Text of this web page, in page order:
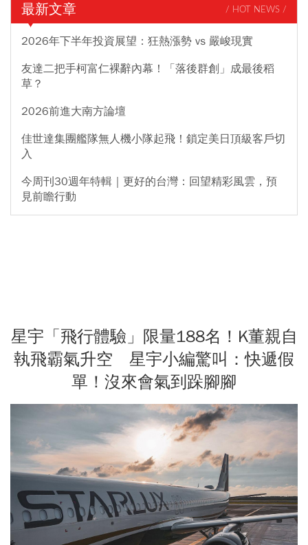
最新文章 / HOT NEWS /
2026年下半年投資展望：狂熱漲勢 vs 嚴峻現實
友達二把手柯富仁裸辭內幕！「落後群創」成最後稻
草？
2026前進大南方論壇
佳世達集團艦隊無人機小隊起飛！鎖定美日頂級客戶切
入
今周刊30週年特輯｜更好的台灣：回望精彩風雲，預
見前瞻行動
星宇「飛行體驗」限量188名！K董親自
執飛霸氣升空 星宇小編驚叫：快遞假
單！沒來會氣到跺腳腳